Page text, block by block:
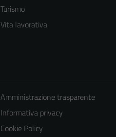
Turismo
Vita lavorativa
Amministrazione trasparente
Informativa privacy
Cookie Policy